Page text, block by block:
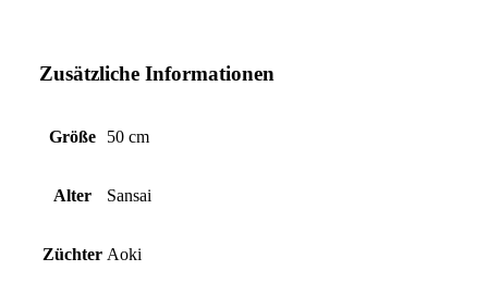
Zusätzliche Informationen
Größe 50 cm
Alter Sansai
Züchter Aoki